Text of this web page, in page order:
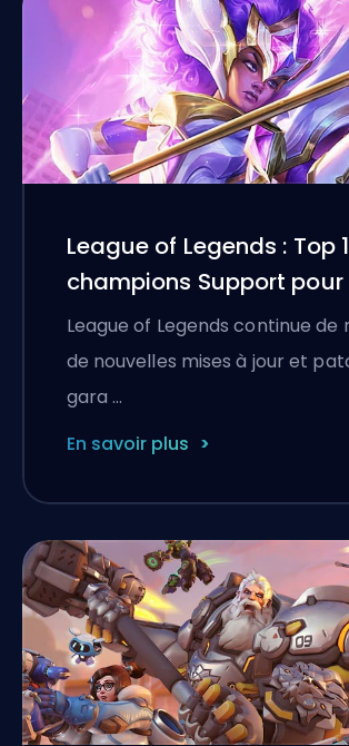
League of Legends : Top
champions Support pour
Patch 14.18
League of Legends continue de
de nouvelles mises à jour et
gara …
En savoir plus